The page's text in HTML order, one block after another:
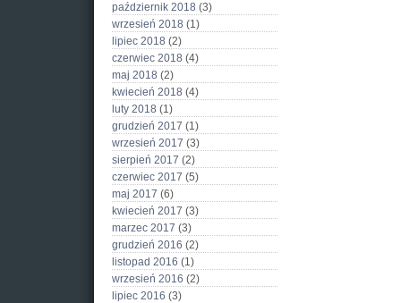
październik 2018 (3)
wrzesień 2018 (1)
lipiec 2018 (2)
czerwiec 2018 (4)
maj 2018 (2)
kwiecień 2018 (4)
luty 2018 (1)
grudzień 2017 (1)
wrzesień 2017 (3)
sierpień 2017 (2)
czerwiec 2017 (5)
maj 2017 (6)
kwiecień 2017 (3)
marzec 2017 (3)
grudzień 2016 (2)
listopad 2016 (1)
wrzesień 2016 (2)
lipiec 2016 (3)